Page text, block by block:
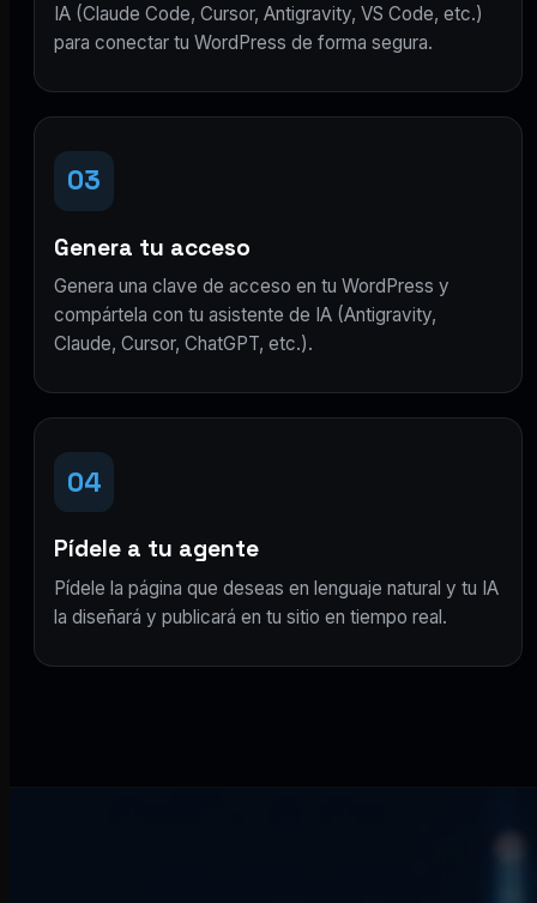
IA (Claude Code, Cursor, Antigravity, VS Code, etc.)
para conectar tu WordPress de forma segura.
03
Genera tu acceso
Genera una clave de acceso en tu WordPress y
compártela con tu asistente de IA (Antigravity,
Claude, Cursor, ChatGPT, etc.).
04
Pídele a tu agente
Pídele la página que deseas en lenguaje natural y tu IA
la diseñará y publicará en tu sitio en tiempo real.